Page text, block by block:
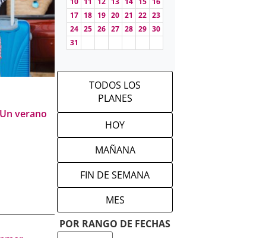
Emilia…),
y
verano
17
18 19 20 21 22 23
24 25 26 27 28 29 30
31
TODOS LOS
PLANES
HOY
MAÑANA
FIN DE SEMANA
MES
POR RANGO DE FECHAS